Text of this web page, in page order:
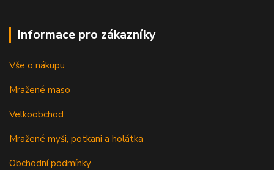
Informace pro zákazníky
Vše o nákupu
Mražené maso
Velkoobchod
Mražené myši, potkani a holátka
Obchodní podmínky